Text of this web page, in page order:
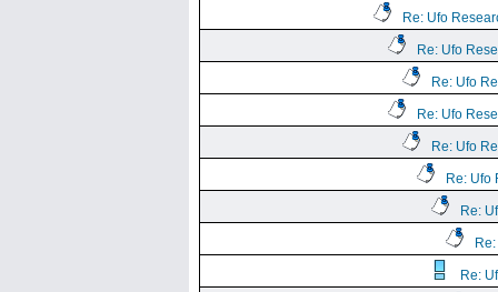
Re: Ufo
Re: Ufo
Re: Ufo
Re: Ufo
Re: Ufo
Re: Ufo
Re:
Re: